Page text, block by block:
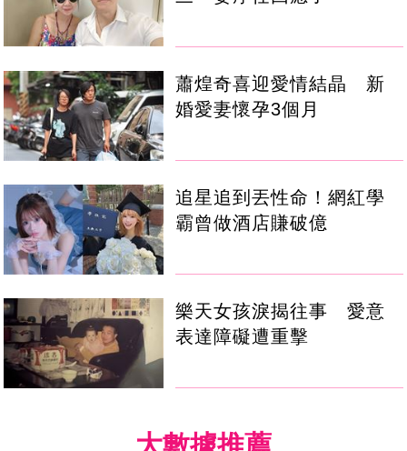
蕭煌奇喜迎愛情結晶 新
婚愛妻懷孕3個月
追星追到丟性命！網紅學
霸曾做酒店賺破億
樂天女孩淚揭往事 愛意
表達障礙遭重擊